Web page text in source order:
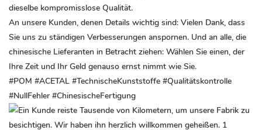
dieselbe kompromisslose Qualität.
An unsere Kunden, denen Details wichtig sind: Vielen Dank, dass
Sie uns zu ständigen Verbesserungen anspornen. Und an alle, die
chinesische Lieferanten in Betracht ziehen: Wählen Sie einen, der
Ihre Zeit und Ihr Geld genauso ernst nimmt wie Sie.
#POM #ACETAL #TechnischeKunststoffe #Qualitätskontrolle
#NullFehler #ChinesischeFertigung